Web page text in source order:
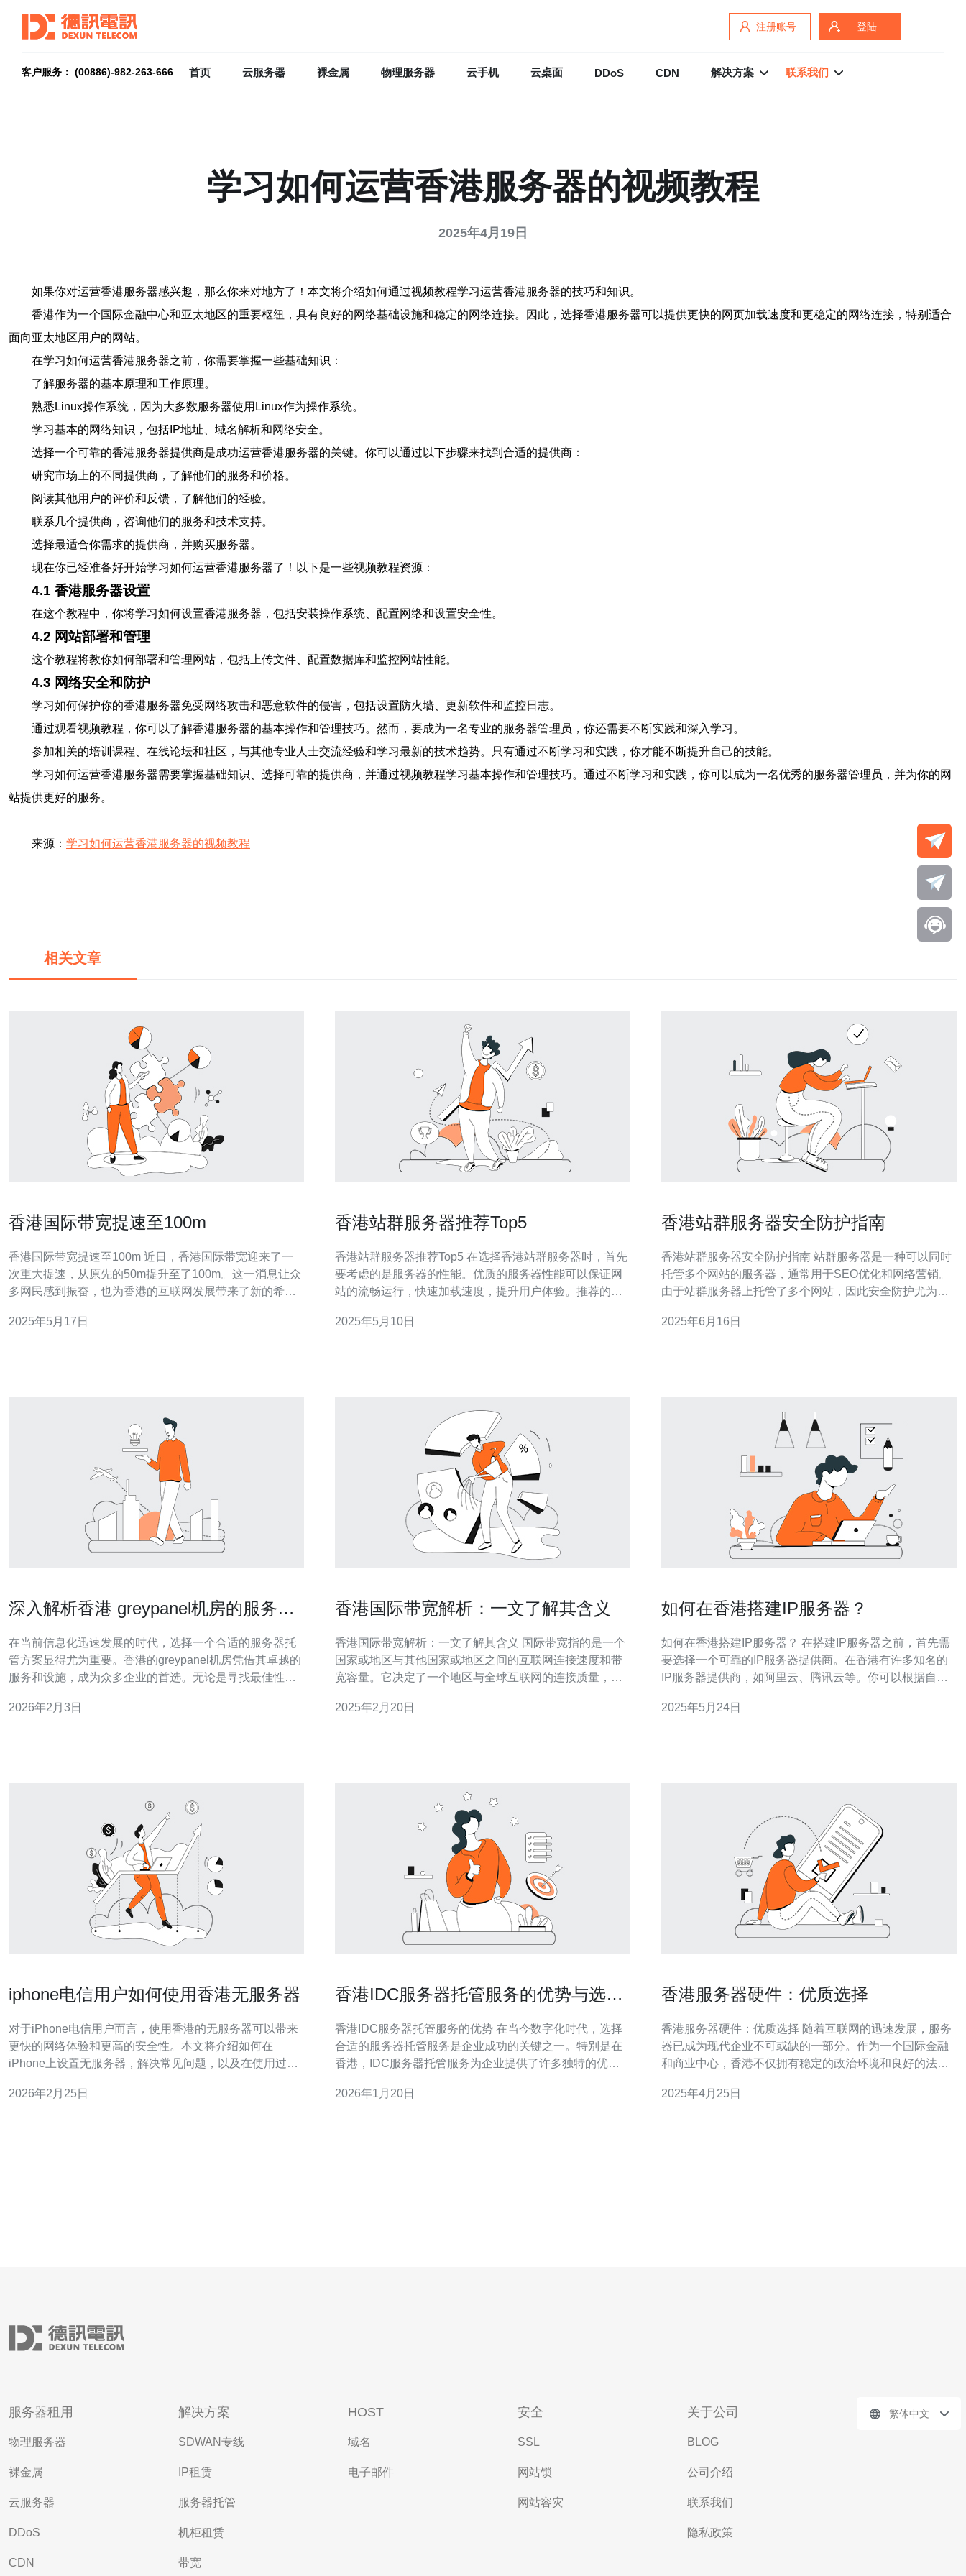
注册账号 登陆
客户服务： (00886)-982-263-666 首页 云服务器 裸金属 物理服务器 云手机 云桌面 DDoS CDN 解决方案 联系我们
学习如何运营香港服务器的视频教程
2025年4月19日
如果你对运营香港服务器感兴趣，那么你来对地方了！本文将介绍如何通过视频教程学习运营香港服务器的技巧和知识。
香港作为一个国际金融中心和亚太地区的重要枢纽，具有良好的网络基础设施和稳定的网络连接。因此，选择香港服务器可以提供更快的网页加载速度和更稳定的网络连接，特别适合
面向亚太地区用户的网站。
在学习如何运营香港服务器之前，你需要掌握一些基础知识：
了解服务器的基本原理和工作原理。
熟悉Linux操作系统，因为大多数服务器使用Linux作为操作系统。
学习基本的网络知识，包括IP地址、域名解析和网络安全。
选择一个可靠的香港服务器提供商是成功运营香港服务器的关键。你可以通过以下步骤来找到合适的提供商：
研究市场上的不同提供商，了解他们的服务和价格。
阅读其他用户的评价和反馈，了解他们的经验。
联系几个提供商，咨询他们的服务和技术支持。
选择最适合你需求的提供商，并购买服务器。
现在你已经准备好开始学习如何运营香港服务器了！以下是一些视频教程资源：
4.1 香港服务器设置
在这个教程中，你将学习如何设置香港服务器，包括安装操作系统、配置网络和设置安全性。
4.2 网站部署和管理
这个教程将教你如何部署和管理网站，包括上传文件、配置数据库和监控网站性能。
4.3 网络安全和防护
学习如何保护你的香港服务器免受网络攻击和恶意软件的侵害，包括设置防火墙、更新软件和监控日志。
通过观看视频教程，你可以了解香港服务器的基本操作和管理技巧。然而，要成为一名专业的服务器管理员，你还需要不断实践和深入学习。
参加相关的培训课程、在线论坛和社区，与其他专业人士交流经验和学习最新的技术趋势。只有通过不断学习和实践，你才能不断提升自己的技能。
学习如何运营香港服务器需要掌握基础知识、选择可靠的提供商，并通过视频教程学习基本操作和管理技巧。通过不断学习和实践，你可以成为一名优秀的服务器管理员，并为你的网
站提供更好的服务。
来源： 学习如何运营香港服务器的视频教程
相关文章
香港国际带宽提速至100m
香港国际带宽提速至100m 近日，香港国际带宽迎来了一
次重大提速，从原先的50m提升至了100m。这一消息让众
多网民感到振奋，也为香港的互联网发展带来了新的希
纽之一，其国际带宽一直备受关注。随着互联网的普及和
2025年5月17日
香港站群服务器推荐Top5
香港站群服务器推荐Top5 在选择香港站群服务器时，首先
要考虑的是服务器的性能。优质的服务器性能可以保证网
站的流畅运行，快速加载速度，提升用户体验。推荐的
稳定性。 数据中心的位置对网站的访问速度和稳定性有着
2025年5月10日
香港站群服务器安全防护指南
香港站群服务器安全防护指南 站群服务器是一种可以同时
托管多个网站的服务器，通常用于SEO优化和网络营销。
由于站群服务器上托管了多个网站，因此安全防护尤为重
仅会影响站群服务器本身的正常运行，还会波及到托管的
2025年6月16日
深入解析香港 greypanel机房的服务与
在当前信息化迅速发展的时代，选择一个合适的服务器托
管方案显得尤为重要。香港的greypanel机房凭借其卓越的
服务和设施，成为众多企业的首选。无论是寻找最佳性能
适的解决方案。本文将深入探讨香港greypanel机房的服务
2026年2月3日
香港国际带宽解析：一文了解其含义
香港国际带宽解析：一文了解其含义 国际带宽指的是一个
国家或地区与其他国家或地区之间的互联网连接速度和带
宽容量。它决定了一个地区与全球互联网的连接质量，包
地区的重要经济中心和国际金融枢纽，在国际带宽方面具
2025年2月20日
如何在香港搭建IP服务器？
如何在香港搭建IP服务器？ 在搭建IP服务器之前，首先需
要选择一个可靠的IP服务器提供商。在香港有许多知名的
IP服务器提供商，如阿里云、腾讯云等。你可以根据自己
务器提供商，就可以购买IP服务器了。在购买IP服务器
2025年5月24日
iphone电信用户如何使用香港无服务器
对于iPhone电信用户而言，使用香港的无服务器可以带来
更快的网络体验和更高的安全性。本文将介绍如何在
iPhone上设置无服务器，解决常见问题，以及在使用过程
何在iPhone上设置香港无服务器？ 首先，设置香港无服务
2026年2月25日
香港IDC服务器托管服务的优势与选择
香港IDC服务器托管服务的优势 在当今数字化时代，选择
合适的服务器托管服务是企业成功的关键之一。特别是在
香港，IDC服务器托管服务为企业提供了许多独特的优
越：香港位于亚太地区的核心位置，拥有良好的网络基础
2026年1月20日
香港服务器硬件：优质选择
香港服务器硬件：优质选择 随着互联网的迅速发展，服务
器已成为现代企业不可或缺的一部分。作为一个国际金融
和商业中心，香港不仅拥有稳定的政治环境和良好的法律
势。本文将介绍香港服务器硬件的优质选择。 香港的数据
2025年4月25日
服务器租用
物理服务器
裸金属
云服务器
DDoS
CDN
解决方案
SDWAN专线
IP租赁
服务器托管
机柜租赁
带宽
HOST
域名
电子邮件
安全
SSL
网站锁
网站容灾
关于公司
BLOG
公司介绍
联系我们
隐私政策
繁体中文